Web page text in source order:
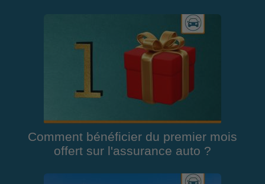
Comment bénéficier du premier mois
offert sur l'assurance auto ?